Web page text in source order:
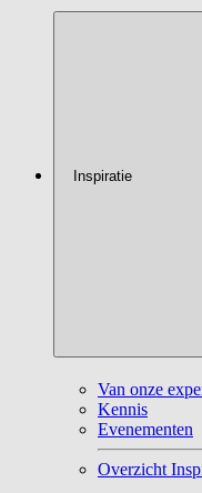
Inspiratie
Van onze
Kennis
Evenementen
Overzicht